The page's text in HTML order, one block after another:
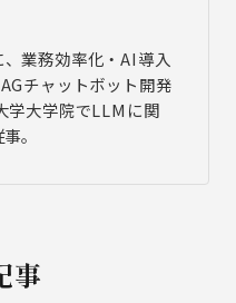
業務効率化・AI導入
チャットボット開発
学大学院でLLMに関
。
事